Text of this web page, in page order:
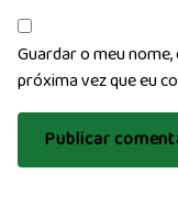
Guardar o meu
próxima vez que eu